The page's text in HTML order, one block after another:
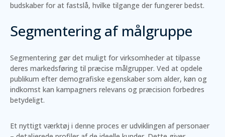
budskaber for at fastslå, hvilke tilgange der fungerer bedst.
Segmentering af målgruppe
Segmentering gør det muligt for virksomheder at tilpasse
deres markedsføring til præcise målgrupper. Ved at opdele
publikum efter demografiske egenskaber som alder, køn og
indkomst kan kampagners relevans og præcision forbedres
betydeligt.
Et nyttigt værktøj i denne proces er udviklingen af personaer